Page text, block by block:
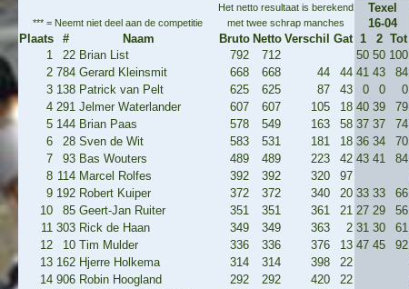
Het netto resultaat is berekend Texel
*** = Neemt niet deel aan de competitie met twee schrap manches 16-04
Plaats
# Naam Bruto Netto Verschil Gat 1 2 Tot
1
22 Brian List 792 712 50 50 100
2 784 Gerard Kleinsmit 668 668 44 44 41 43 84
3 138 Patrick van Pelt 625 625 87 43 0 0 0
4 291 Jelmer Waterlander 607 607 105 18 40 39 79
5 144 Brian Paas 578 549 163 58 37 37 74
6
28 Sven de Wit 583 531 181 18 36 34 70
7
93 Bas Wouters 489 489 223 42 43 41 84
8 114 Marcel Rolfes 392 392 320 97
9 192 Robert Kuiper 372 372 340 20 33 33 66
10
85 Geert-Jan Ruiter 351 351 361 21 27 29 56
11 303 Rick de Haan 349 349 363 2 31 30 61
12
10 Tim Mulder 336 336 376 13 47 45 92
13 162 Hjerre Holkema 314 314 398 22
14 906 Robin Hoogland 292 292 420 22